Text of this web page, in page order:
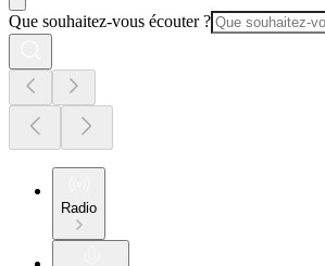
Que souhaitez-vous écouter ?
Radio